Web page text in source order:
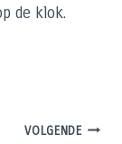
de klok.
VOLGENDE